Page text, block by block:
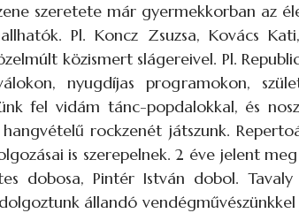
szeretete már gyermekkorban az
Pl. Koncz Zsuzsa, Kovács
közismert slágereivel. Pl.
nyugdíjas programokon,
fel vidám tánc-popdalokkal, és
rockzenét játszunk.
is szerepelnek. 2 éve jelent
dobosa, Pintér István dobol.
állandó